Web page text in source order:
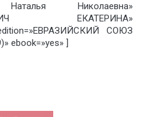
Наталья Николаевна»
ЕКАТЕРИНА»
edition=»ЕВРАЗИЙСКИЙ СОЮЗ
ebook=»yes» ]